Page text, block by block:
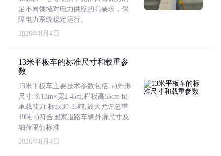
足不同领域对电力供应的高要求，保
障电力系统稳定运行。
2026年8月4日
13米平板车的标准尺寸和载重参
数
13米平板车主要技术参数包括: a)外形
尺寸:长13m×宽2.45m,栏板高55cm b)
承载能力:标载30-35吨,最大允许总重
49吨 c)符合国家道路车辆外廓尺寸及
轴荷限值标准
2026年8月4日